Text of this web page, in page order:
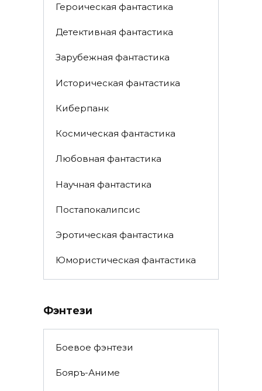
Героическая фантастика
Детективная фантастика
Зарубежная фантастика
Историческая фантастика
Киберпанк
Космическая фантастика
Любовная фантастика
Научная фантастика
Постапокалипсис
Эротическая фантастика
Юмористическая фантастика
Фэнтези
Боевое фэнтези
Бояръ-Аниме